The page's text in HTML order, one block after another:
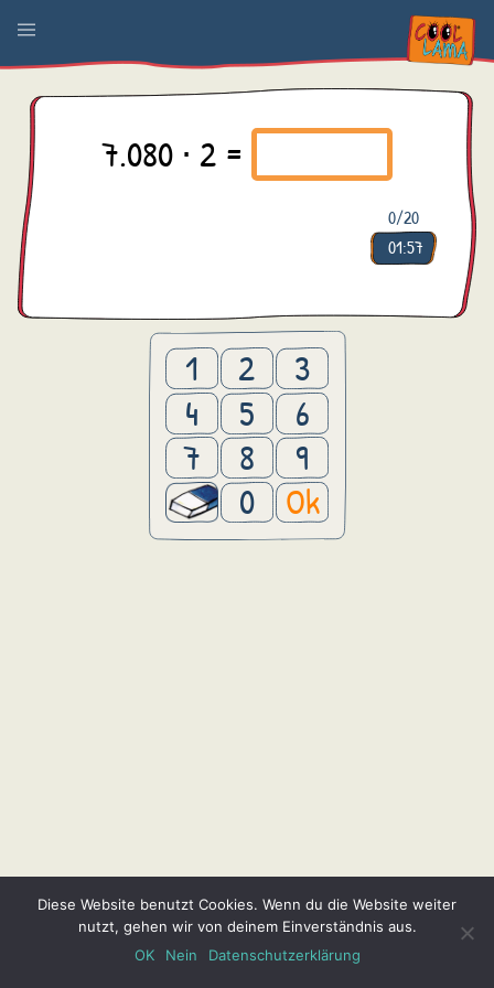
7.080 ⋅ 2 =
0/20
01:57
1 2
3
4
5
6
7
8
9
0
Ok
Diese Website benutzt Cookies. Wenn du die Website weiter
nutzt, gehen wir von deinem Einverständnis aus.
OK
Nein Datenschutzerklärung